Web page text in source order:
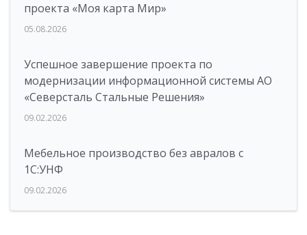
проекта «Моя карта Мир»
05.08.2026
Успешное завершение проекта по
модернизации информационной системы АО
«Северсталь Стальные Решения»
09.02.2026
Мебельное производство без авралов с
1С:УНФ
09.02.2026